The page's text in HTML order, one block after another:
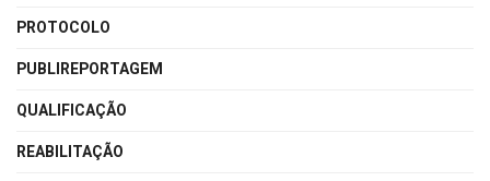
PROTOCOLO
PUBLIREPORTAGEM
QUALIFICAÇÃO
REABILITAÇÃO